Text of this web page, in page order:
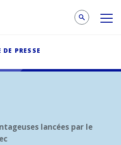
PRESSE
lancées par le